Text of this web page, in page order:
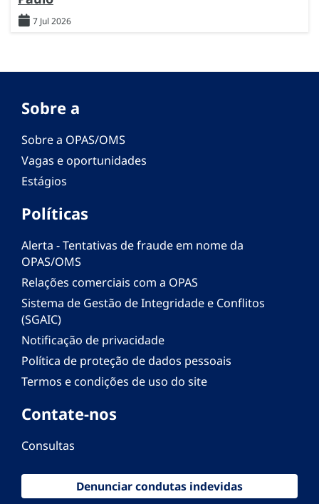
7 Jul 2026
Sobre a
Sobre a OPAS/OMS
Vagas e oportunidades
Estágios
Políticas
Alerta - Tentativas de fraude em nome da
OPAS/OMS
Relações comerciais com a OPAS
Sistema de Gestão de Integridade e Conflitos
(SGAIC)
Notificação de privacidade
Política de proteção de dados pessoais
Termos e condições de uso do site
Contate-nos
Consultas
Denunciar condutas indevidas